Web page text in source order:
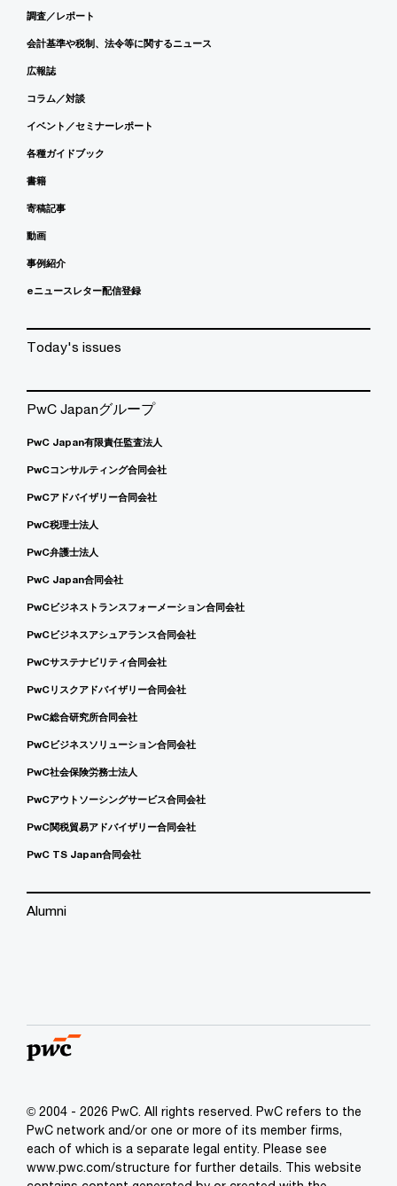
調査／レポート
会計基準や税制、法令等に関するニュース
広報誌
コラム／対談
イベント／セミナーレポート
各種ガイドブック
書籍
寄稿記事
動画
事例紹介
eニュースレター配信登録
Today's issues
PwC Japanグループ
PwC Japan有限責任監査法人
PwCコンサルティング合同会社
PwCアドバイザリー合同会社
PwC税理士法人
PwC弁護士法人
PwC Japan合同会社
PwCビジネストランスフォーメーション合同会社
PwCビジネスアシュアランス合同会社
PwCサステナビリティ合同会社
PwCリスクアドバイザリー合同会社
PwC総合研究所合同会社
PwCビジネスソリューション合同会社
PwC社会保険労務士法人
PwCアウトソーシングサービス合同会社
PwC関税貿易アドバイザリー合同会社
PwC TS Japan合同会社
Alumni
© 2004 - 2026 PwC. All rights reserved. PwC refers to the
PwC network and/or one or more of its member firms,
each of which is a separate legal entity. Please see
www.pwc.com/structure for further details. This website